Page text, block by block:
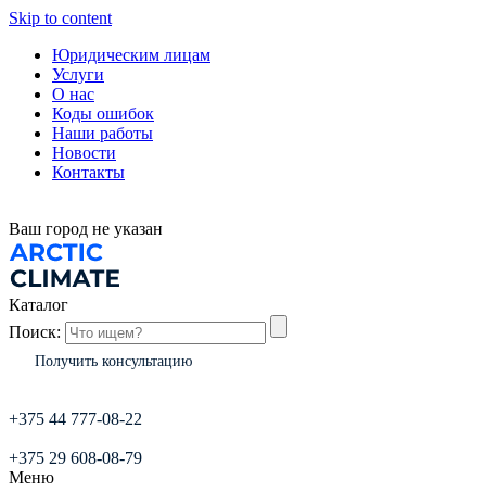
Skip to content
Юридическим лицам
Услуги
О нас
Коды ошибок
Наши работы
Новости
Контакты
Ваш город не указан
Каталог
Поиск:
Получить консультацию
+375 44 777-08-22
+375 29 608-08-79
Меню